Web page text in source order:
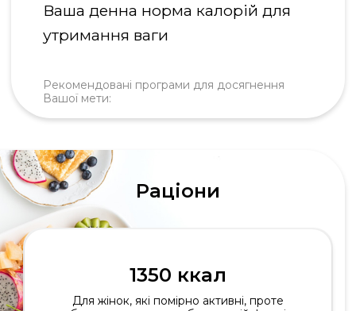
Ваша денна норма калорій для
утримання ваги
Рекомендовані програми для досягнення
Вашої мети:
Раціони
1350 ккал
Для жінок, які помірно активні, проте